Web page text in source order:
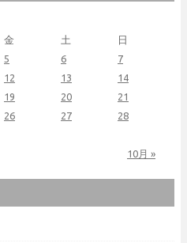
金 土 日
10月 »
5 6
7
12 13
14
19 20
21
26 27
28